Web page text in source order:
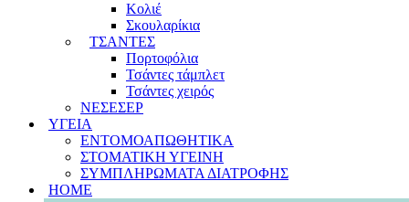
Κολιέ
Σκουλαρίκια
ΤΣΑΝΤΕΣ
Πορτοφόλια
Τσάντες τάμπλετ
Τσάντες χειρός
ΝΕΣΕΣΕΡ
ΥΓΕΙΑ
ΕΝΤΟΜΟΑΠΩΘΗΤΙΚΑ
ΣΤΟΜΑΤΙΚΗ ΥΓΕΙΝΗ
ΣΥΜΠΛΗΡΩΜΑΤΑ ΔΙΑΤΡΟΦΗΣ
HOME